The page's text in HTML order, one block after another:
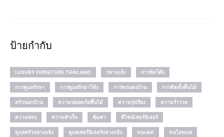
ป้ายกำกับ
LUXURY FURNITURE THAILAND กลางแจ้ง
การจัดโต๊ะ
การดูแลรักษา
การดูแลรักษาโต๊ะ การตกแต่งบ้าน
การติดตั้งพื้นไม้
ครัวนอกบ้าน
ความปลอดภัยพื้นไม้ ความรุ่งเรือง
ความร่ำรวย
ความสงบ
ความสำเร็จ คุ้มค่า
ดีไซน์เฟอร์นิเจอร์
ดูแลครัวกลางแจ้ง
ดูแลเฟอร์นิเจอร์กลางแจ้ง ทนแดด
ทนไอทะเล